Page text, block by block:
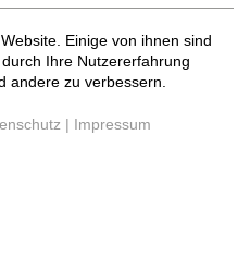
Einige von ihnen sind
Ihre Nutzererfahrung
andere zu verbessern.
| Impressum